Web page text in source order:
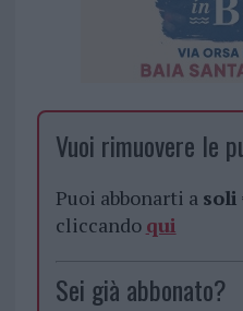
Vuoi rimuovere le
Puoi abbonarti a soli
cliccando qui
Sei già abbonato?